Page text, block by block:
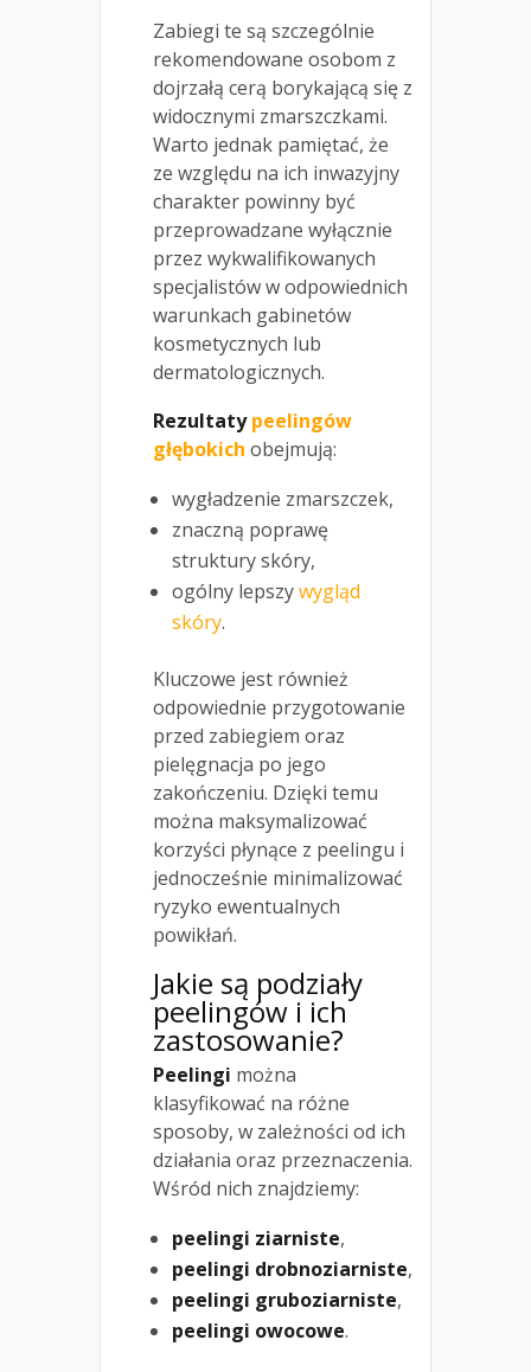
Zabiegi te są szczególnie
rekomendowane osobom z
dojrzałą cerą borykającą się z
widocznymi zmarszczkami.
Warto jednak pamiętać, że
ze względu na ich inwazyjny
charakter powinny być
przeprowadzane wyłącznie
przez wykwalifikowanych
specjalistów w odpowiednich
warunkach gabinetów
kosmetycznych lub
dermatologicznych.
Rezultatypeelingów
głębokich obejmują:
wygładzenie zmarszczek,
znaczną poprawę
struktury skóry,
ogólny lepszywygląd
skóry.
Kluczowe jest również
odpowiednie przygotowanie
przed zabiegiem oraz
pielęgnacja po jego
zakończeniu. Dzięki temu
można maksymalizować
korzyści płynące z peelingu i
jednocześnie minimalizować
ryzyko ewentualnych
powikłań.
Jakie są podziały
peelingów i ich
zastosowanie?
Peelingi można
klasyfikować na różne
sposoby, w zależności od ich
działania oraz przeznaczenia.
Wśród nich znajdziemy:
peelingi ziarniste,
peelingi drobnoziarniste,
peelingi gruboziarniste,
peelingi owocowe.